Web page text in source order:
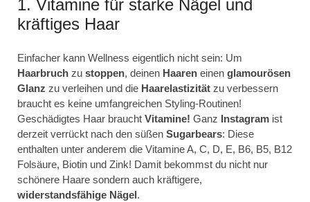
1. Vitamine für starke Nägel und
kräftiges Haar
Einfacher kann Wellness eigentlich nicht sein: Um
Haarbruch zu stoppen, deinen Haaren einen glamourösen
Glanz zu verleihen und die Haarelastizität zu verbessern
braucht es keine umfangreichen Styling-Routinen!
Geschädigtes Haar braucht Vitamine! Ganz Instagram ist
derzeit verrückt nach den süßen Sugarbears: Diese
enthalten unter anderem die Vitamine A, C, D, E, B6, B5, B12
Folsäure, Biotin und Zink! Damit bekommst du nicht nur
schönere Haare sondern auch kräftigere,
widerstandsfähige Nägel.